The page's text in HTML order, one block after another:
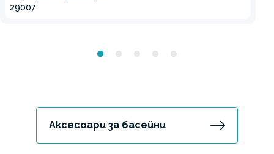
29007
Аксесоари за басейни